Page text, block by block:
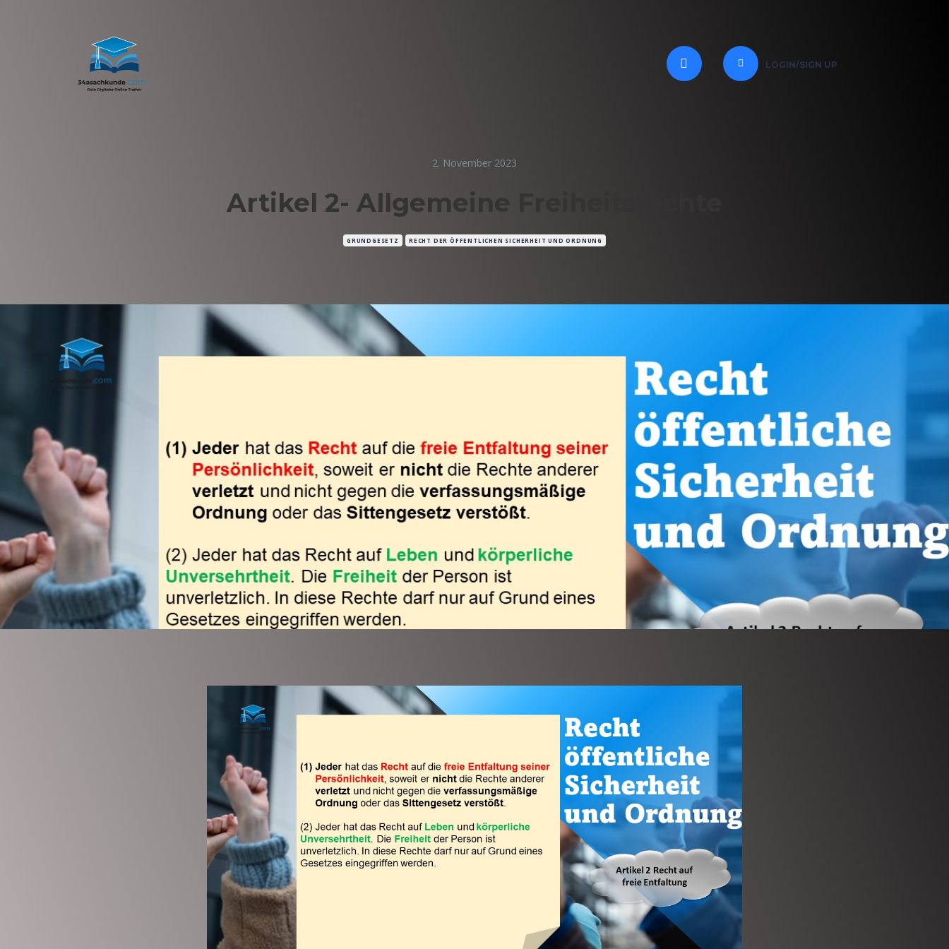
LOGIN/SIGN UP
2. November 2023
Artikel 2- Allgemeine Freiheitsrechte
GRUNDGESETZ RECHT DER ÖFFENTLICHEN SICHERHEIT UND ORDNUNG